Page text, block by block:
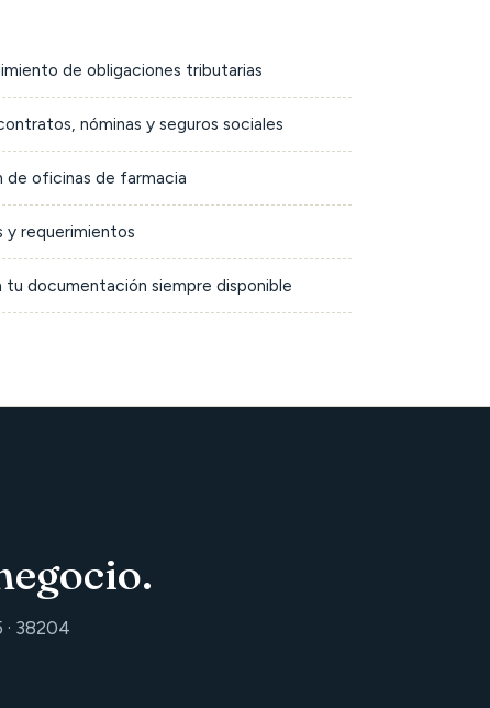
de obligaciones tributarias
nóminas y seguros sociales
de oficinas de farmacia
y requerimientos
documentación siempre disponible
38204